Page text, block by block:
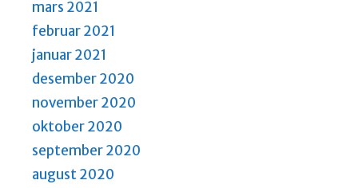
mars 2021
februar 2021
januar 2021
desember 2020
november 2020
oktober 2020
september 2020
august 2020